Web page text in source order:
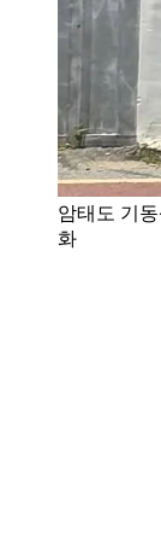
암태도 기
화